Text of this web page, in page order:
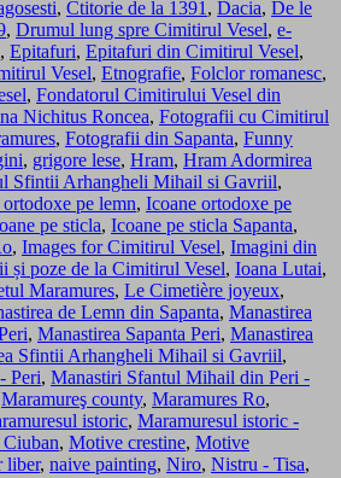
, Ctitorie de la 1391 , Dacia, De le
, Drumul lung spre Cimitirul Vesel, e-
, Epitafuri, Epitafuri din Cimitirul Vesel,
Vesel, Etnografie, Folclor romanesc,
, Fondatorul Cimitirului Vesel din
Nichitus Roncea, Fotografii cu Cimitirul
, Fotografii din Sapanta, Funny
, grigore lese, Hram, Hram Adormirea
Sfintii Arhangheli Mihail si Gavriil,
pe lemn, Icoane ortodoxe pe
pe sticla, Icoane pe sticla Sapanta,
, Images for Cimitirul Vesel, Imagini din
și poze de la Cimitirul Vesel, Ioana Lutai,
Maramures, Le Cimetière joyeux,
de Lemn din Sapanta, Manastirea
, Manastirea Sapanta Peri, Manastirea
Sfintii Arhangheli Mihail si Gavriil,
Peri, Manastiri Sfantul Mihail din Peri -
Maramureş county, Maramures Ro,
istoric, Maramuresul istoric -
, Motive crestine, Motive
liber, naive painting, Niro, Nistru - Tisa,